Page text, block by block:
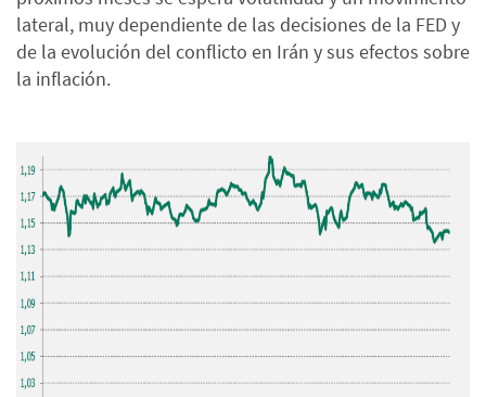
lateral, muy dependiente de las decisiones de la FED y
de la evolución del conflicto en Irán y sus efectos sobre
la inflación.